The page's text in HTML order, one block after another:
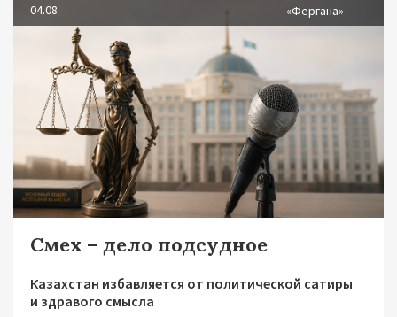
04.08 «Фергана»
Смех – дело подсудное
Казахстан избавляется от политической сатиры
и здравого смысла